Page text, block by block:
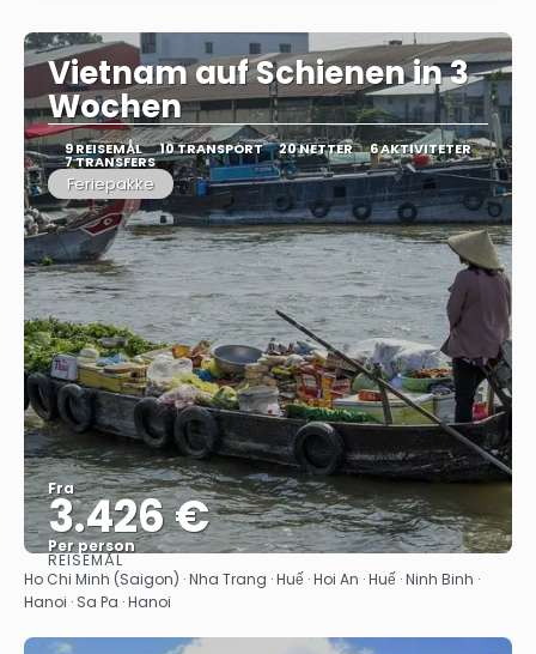
Vietnam auf Schienen in 3
Wochen
9 REISEMÅL 10 TRANSPORT 20 NETTER 6 AKTIVITETER
7 TRANSFERS
Feriepakke
Fra
3.426 €
Per person
Se
REISEMÅL
Ho Chi Minh (Saigon) · Nha Trang · Huế · Hoi An · Huế · Ninh Binh ·
Hanoi · Sa Pa · Hanoi